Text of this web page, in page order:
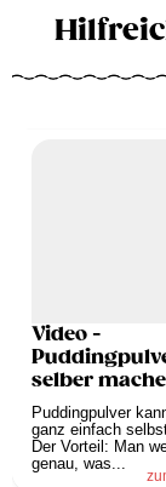
Video -
selber
Puddingpulver
ganz einfach
Der Vorteil: Man
genau, was...